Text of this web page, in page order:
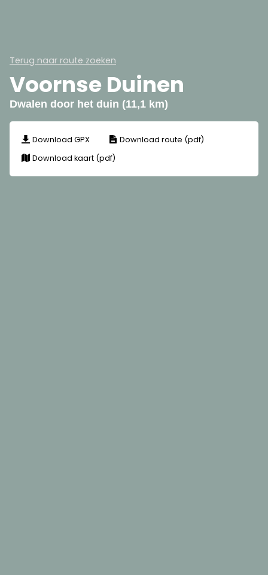
Terug naar route zoeken
Voornse Duinen
Dwalen door het duin (11,1 km)
Download GPX
Download route (pdf)
Download kaart (pdf)